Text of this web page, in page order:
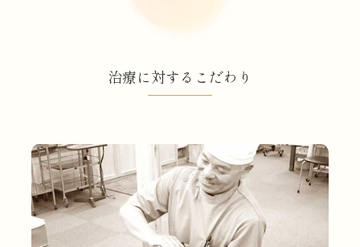
治療に対するこだわり